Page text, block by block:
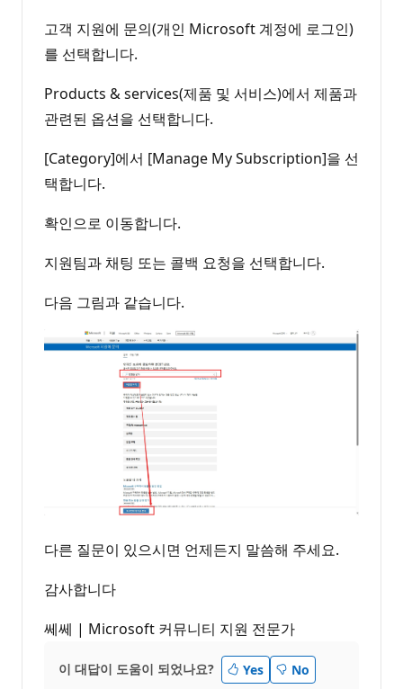
고객 지원에 문의(개인 Microsoft 계정에 로그인)
를 선택합니다.
Products & services(제품 및 서비스)에서 제품과
관련된 옵션을 선택합니다.
[Category]에서 [Manage My Subscription]을 선
택합니다.
확인으로 이동합니다.
지원팀과 채팅 또는 콜백 요청을 선택합니다.
다음 그림과 같습니다.
다른 질문이 있으시면 언제든지 말씀해 주세요.
감사합니다
쎄쎄 | Microsoft 커뮤니티 지원 전문가
이 대답이 도움이 되었나요? Yes No